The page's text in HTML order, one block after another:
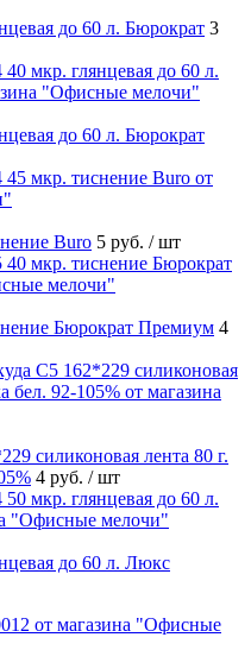
до 60 л. Бюрократ 3
до 60 л. Бюрократ
Buro 5 руб. / шт
Бюрократ Премиум 4
силиконовая лента 80 г.
4 руб. / шт
до 60 л. Люкс